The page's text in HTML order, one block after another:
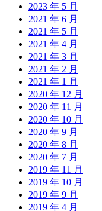
2023 年 5 月
2021 年 6 月
2021 年 5 月
2021 年 4 月
2021 年 3 月
2021 年 2 月
2021 年 1 月
2020 年 12 月
2020 年 11 月
2020 年 10 月
2020 年 9 月
2020 年 8 月
2020 年 7 月
2019 年 11 月
2019 年 10 月
2019 年 9 月
2019 年 4 月